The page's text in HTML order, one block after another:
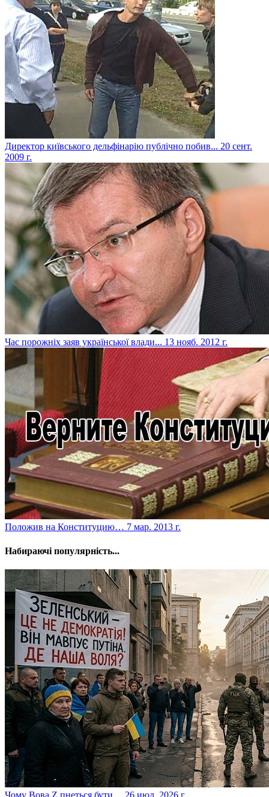
Директор київського дельфінарію публічно побив... 20 сент.
2009 г.
Час порожніх заяв української влади... 13 нояб. 2012 г.
Положив на Конституцию… 7 мар. 2013 г.
Набираючі популярність...
​Чому Вова Z пнеться бути,... 26 июл. 2026 г.